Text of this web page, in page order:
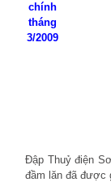
chính
tháng
3/2009
Đập Thuỷ điện
đầm lăn đã được